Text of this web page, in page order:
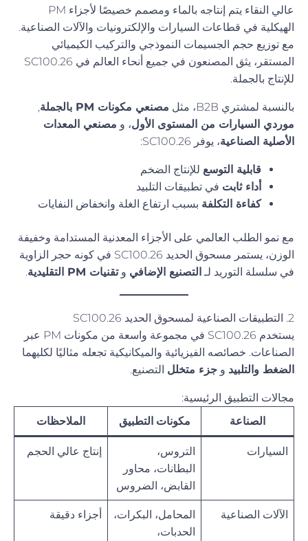
عالي النقاء يتم إنتاجه بالماء ومصمم خصيصًا لأجزاء PM
الهيكلية في قطاعات السيارات والإلكترونيات والآلات الصناعية.
مع توزيع حجم الجسيمات النموذجي والتركيب الكيميائي
المستقر، يثق المصنعون في جميع أنحاء العالم في SC100.26
للإنتاج بالجملة.
بالنسبة لمشتري B2B، مثل مصنعي مكونات PM بالجملة
,
موردي السيارات من المستوى الأول، و مصنعي المعدات
الأصلية الصناعية، يوفر SC100.26:
قابلية التوسعللإنتاج الضخم
أداء ثابتفي تطبيقات التلبيد
كفاءة التكلفةبسبب ارتفاع الغلة وانخفاض النفايات
مع نمو الطلب العالمي على الأجزاء المعدنية المستدامة وخفيفة
الوزن، يستمر مسحوق الحديد SC100.26 في كونه حجر الزاوية
في سلسلة التوريد لـ التصنيع الإضافيو تقنيات PM التقليدية .
2. التطبيقات الصناعية لمسحوق الحديد SC100.26
يستخدم SC100.26 في مجموعة واسعة من مكونات PM عبر
الصناعات. خصائصه الفيزيائية والميكانيكية تجعله مثاليًا لكليهما
الضغط والتلبيدو جزء متخللالتصنيع.
مجالات التطبيق الرئيسية:
الصناعة
مكونات التطبيق الملاحظات
السيارات
التروس،
البطانات، محاور
القابض، الضروس
إنتاج عالي الحجم
الآلات الصناعية
المحامل، البكرات،
الحدبات،
أجزاء دقيقة